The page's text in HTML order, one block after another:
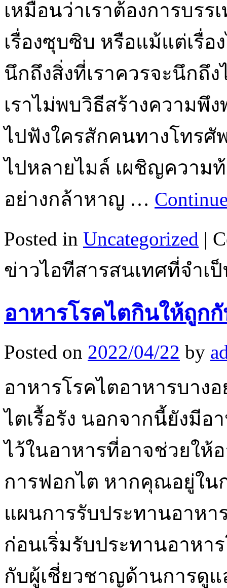
เหมือนว่าเราต้องการบรร
เรื่องซุบซิบ หรือแม้แต่เรื่อ
นึกถึงสิ่งที่เราควรจะนึกถึง
เราไม่พบวิธีสร้างความพึ
ไปฟังใครสักคนทางโทรศั
ไปหลายไมล์ เผชิญความ
อย่างกล้าหาญ …
Posted in Uncategorized |
ข่าวไอทีสารสนเทศที่จำเ
อาหารโรคไตกินให้ถูกกั
Posted on 2022/04/22 by
อาหารโรคไตอาหารบาง
ไตเรื้อรัง นอกจากนี้ยังมี
ไว้ในอาหารที่อาจช่วยให้
การฟอกไต หากคุณอยู่ใน
แผนการรับประทานอาห
ก่อนเริ่มรับประทานอาหา
กับผู้เชี่ยวชาญด้านการดู